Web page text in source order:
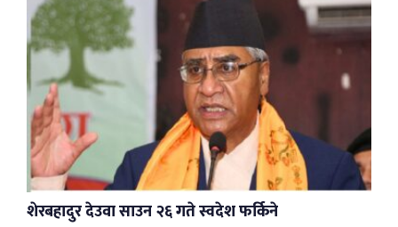
शेरबहादुर देउवा साउन २६ गते स्वदेश फर्किने